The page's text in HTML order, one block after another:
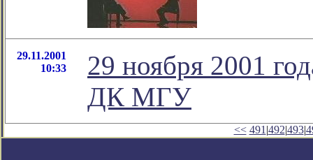
29.11.2001
10:33
29 ноября 2001
ДК МГУ
<< 491 |492|493|